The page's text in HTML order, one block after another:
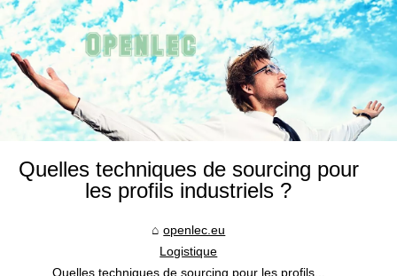
Quelles techniques de sourcing pour
les profils industriels ?
openlec.eu
Logistique
Quelles techniques de sourcing pour les profils...